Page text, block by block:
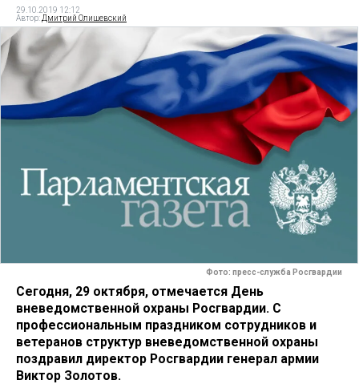
29.10.2019 12:12
Автор: Дмитрий Олишевский
Фото: пресс-служба Росгвардии
Сегодня, 29 октября, отмечается День
вневедомственной охраны Росгвардии. С
профессиональным праздником сотрудников и
ветеранов структур вневедомственной охраны
поздравил директор Росгвардии генерал армии
Виктор Золотов.